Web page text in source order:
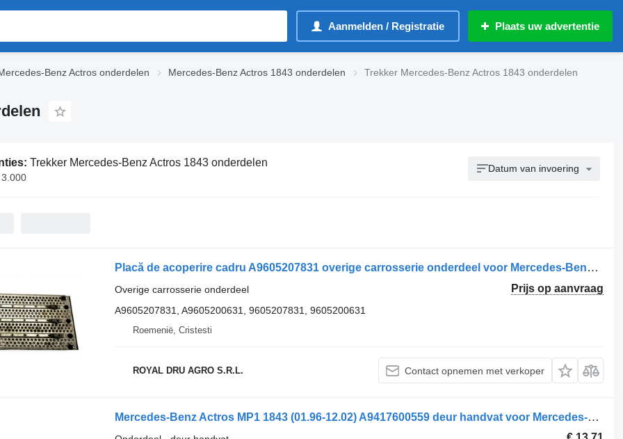
Aanmelden / Registratie Plaats uw advertentie
Benz Actros onderdelen Mercedes-Benz Actros 1843 onderdelen Trekker Mercedes-Benz Actros 1843 onderdelen
Trekker Mercedes-Benz Actros 1843 onderdelen Datum van invoering
Placă de acoperire cadru A9605207831 overige carrosserie onderdeel voor Mercedes-Benz Actros MP4 1843 trekker
Prijs op aanvraag
Overige carrosserie onderdeel
A9605207831, A9605200631, 9605207831, 9605200631
Roemenië, Cristesti
ROYAL DRU AGRO S.R.L. Contact opnemen met verkoper
Mercedes-Benz Actros MP1 1843 (01.96-12.02) A9417600559 deur handvat voor Mercedes-Benz Actros, Axor MP1, MP2, MP3 (1996-2014) trekker